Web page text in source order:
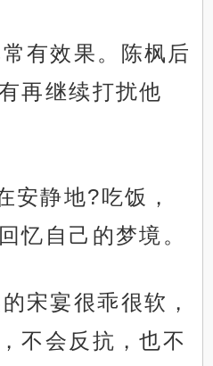
有效果。陈枫后
再继续打扰他
安静地?吃饭，
忆自己的梦境。
宋宴很乖很软，
不会反抗，也不